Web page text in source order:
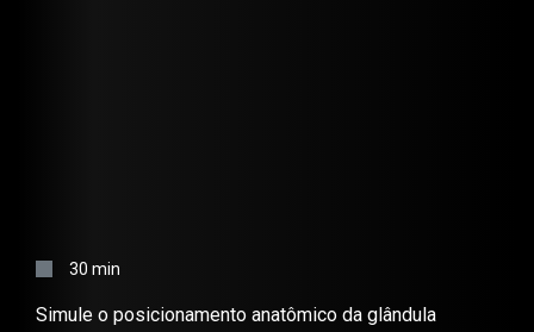
30 min
Simule o posicionamento anatômico da glândula